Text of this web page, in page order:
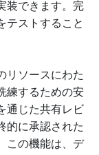
装できます。完
テストすること
リソースにわた
練するための安
通じた共有レビ
的に承認された
この機能は、デ